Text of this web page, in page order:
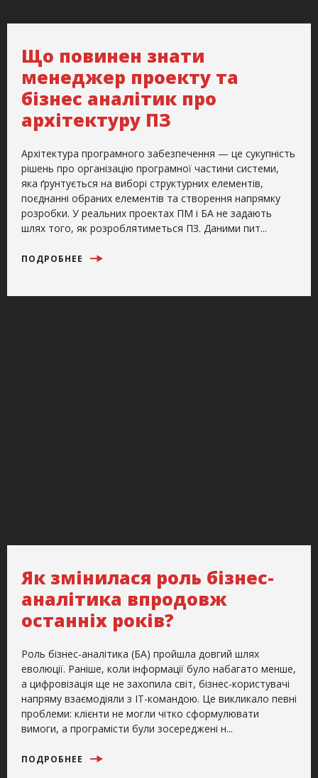
Що повинен знати
менеджер проекту та
бізнес аналітик про
архітектуру ПЗ
Архітектура програмного забезпечення — це сукупність
рішень про організацію програмної частини системи,
яка ґрунтується на виборі структурних елементів,
поєднанні обраних елементів та створення напрямку
розробки. У реальних проектах ПМ і БА не задають
шлях того, як розроблятиметься ПЗ. Даними пит...
ПОДРОБНЕЕ
Як змінилася роль бізнес-
аналітика впродовж
останніх років?
Роль бізнес-аналітика (БА) пройшла довгий шлях
еволюції. Раніше, коли інформації було набагато менше,
а цифровізація ще не захопила світ, бізнес-користувачі
напряму взаємодіяли з IT-командою. Це викликало певні
проблеми: клієнти не могли чітко сформулювати
вимоги, а програмісти були зосереджені н...
ПОДРОБНЕЕ